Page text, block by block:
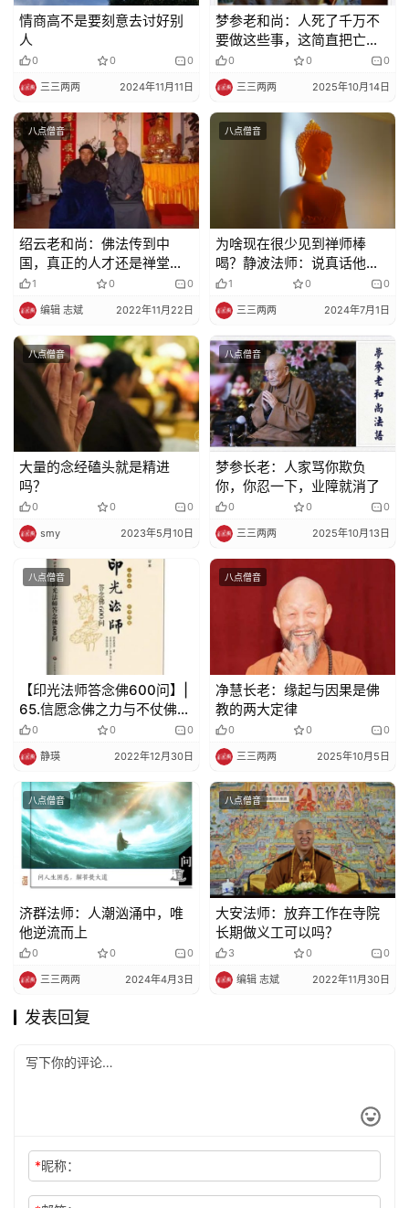
纪
录
佛
教
艺
术
政
策
法
规
免
责
情商高不是要刻意去讨好别
人
0 0 0
三三两两 2024年11月11日
梦参老和尚：人死了千万不
要做这些事，这简直把亡者
害了
0 0 0
三三两两 2025年10月14日
八点僧音
绍云老和尚：佛法传到中
国，真正的人才还是禅堂里
出来的多
1 0 0
编辑 志斌 2022年11月22日
八点僧音
为啥现在很少见到禅师棒
喝？静波法师：说真话他不
信不听，说假话他反而高
兴……
1 0 0
三三两两 2024年7月1日
八点僧音
大量的念经磕头就是精进
吗？
0 0 0
smy 2023年5月10日
八点僧音
梦参长老：人家骂你欺负
你，你忍一下，业障就消了
0 0 0
三三两两 2025年10月13日
八点僧音
【印光法师答念佛600问】|
65.信愿念佛之力与不仗佛法
力之自力有什么不同？
0 0 0
静瑛 2022年12月30日
八点僧音
净慧长老：缘起与因果是佛
教的两大定律
0 0 0
三三两两 2025年10月5日
八点僧音
济群法师：人潮汹涌中，唯
他逆流而上
0 0 0
三三两两 2024年4月3日
八点僧音
大安法师：放弃工作在寺院
长期做义工可以吗？
3 0 0
编辑 志斌 2022年11月30日
发表回复
*昵称：